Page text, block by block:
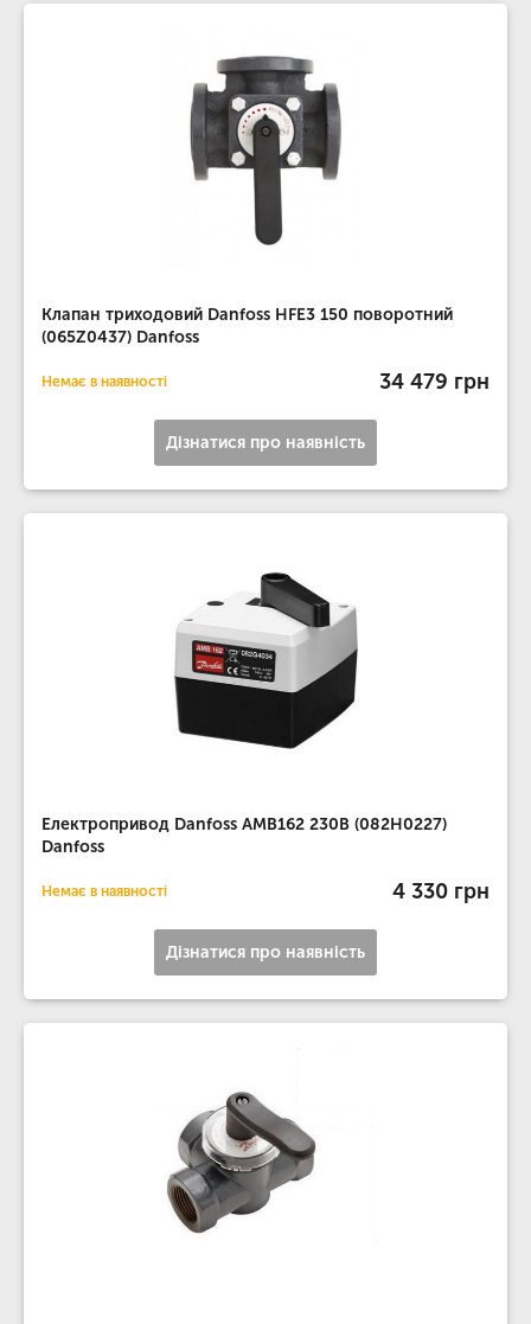
Клапан триходовий Danfoss HFE3 150 поворотний
(065Z0437) Danfoss
Немає в наявності 34 479 грн
Дізнатися про наявність
Електропривод Danfoss AMB162 230В (082H0227)
Danfoss
Немає в наявності 4 330 грн
Дізнатися про наявність